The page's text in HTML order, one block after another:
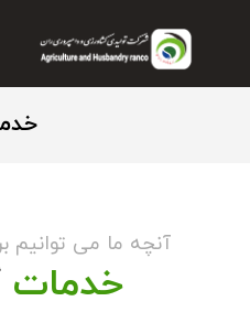
آنچه ما می توانیم
خدمات